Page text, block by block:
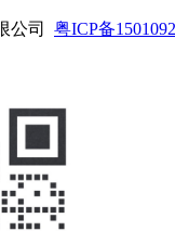
公司 粤ICP备